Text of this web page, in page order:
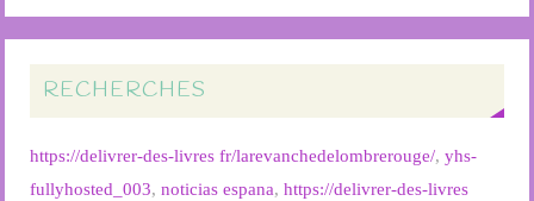
RECHERCHES
https://delivrer-des-livres fr/larevanchedelombrerouge/,yhs-
fullyhosted_003,noticias espana,https://delivrer-des-livres